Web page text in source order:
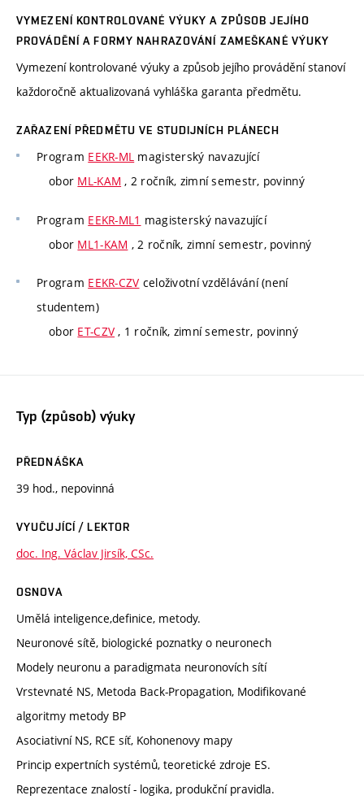
VYMEZENÍ KONTROLOVANÉ VÝUKY A ZPŮSOB JEJÍHO
PROVÁDĚNÍ A FORMY NAHRAZOVÁNÍ ZAMEŠKANÉ VÝUKY
Vymezení kontrolované výuky a způsob jejího provádění stanoví
každoročně aktualizovaná vyhláška garanta předmětu.
ZAŘAZENÍ PŘEDMĚTU VE STUDIJNÍCH PLÁNECH
Program EEKR-ML magisterský navazující
obor ML-KAM , 2 ročník, zimní semestr, povinný
Program EEKR-ML1 magisterský navazující
obor ML1-KAM , 2 ročník, zimní semestr, povinný
Program EEKR-CZV celoživotní vzdělávání (není
studentem)
obor ET-CZV , 1 ročník, zimní semestr, povinný
Typ (způsob) výuky
PŘEDNÁŠKA
39 hod., nepovinná
VYUČUJÍCÍ / LEKTOR
doc. Ing. Václav Jirsík, CSc.
OSNOVA
Umělá inteligence,definice, metody.
Neuronové sítě, biologické poznatky o neuronech
Modely neuronu a paradigmata neuronovích sítí
Vrstevnaté NS, Metoda Back-Propagation, Modifikované
algoritmy metody BP
Asociativní NS, RCE síť, Kohonenovy mapy
Princip expertních systémů, teoretické zdroje ES.
Reprezentace znalostí - logika, produkční pravidla.